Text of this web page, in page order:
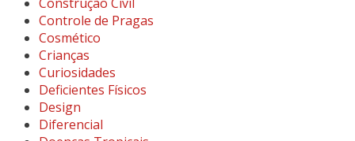
Controle de Pragas
Cosmético
Crianças
Curiosidades
Deficientes Físicos
Design
Diferencial